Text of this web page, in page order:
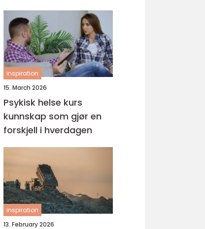
inspiration
15. March 2026
Psykisk helse kurs
kunnskap som gjør en
forskjell i hverdagen
inspiration
13. February 2026